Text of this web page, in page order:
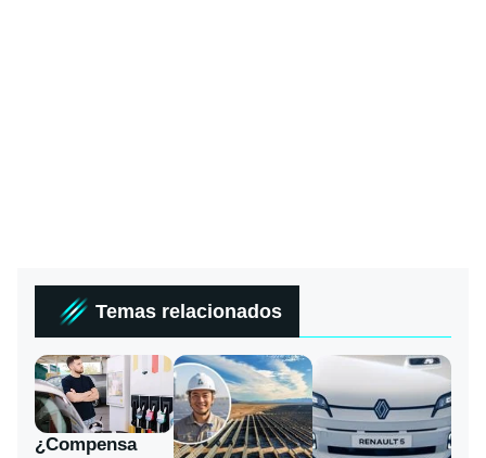
Temas relacionados
¿Compensa